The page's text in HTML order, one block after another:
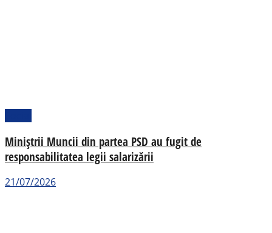
Miniștrii Muncii din partea PSD au fugit de
responsabilitatea legii salarizării
21/07/2026